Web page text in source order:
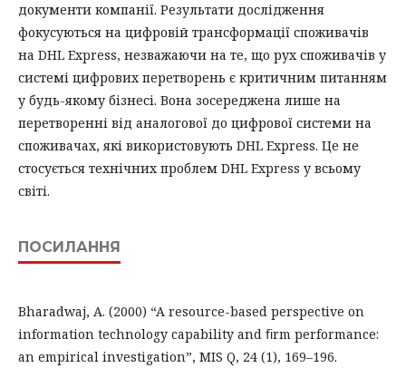
документи компанії. Результати дослідження
фокусуються на цифровій трансформації споживачів
на DHL Express, незважаючи на те, що рух споживачів у
системі цифрових перетворень є критичним питанням
у будь-якому бізнесі. Вона зосереджена лише на
перетворенні від аналогової до цифрової системи на
споживачах, які використовують DHL Express. Це не
стосується технічних проблем DHL Express у всьому
світі.
ПОСИЛАННЯ
Bharadwaj, A. (2000) “A resource-based perspective on
information technology capability and ﬁrm performance:
an empirical investigation”, MIS Q, 24 (1), 169–196.